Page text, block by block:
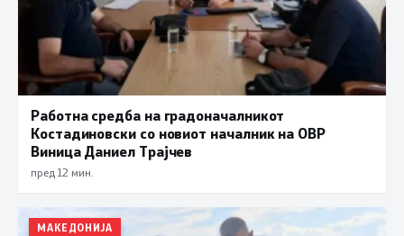
Работна средба на градоначалникот
Костадиновски со новиот началник на ОВР
Виница Даниел Трајчев
пред 12 мин.
МАКЕДОНИЈА